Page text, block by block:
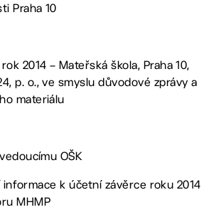
Praha 10
2014 – Mateřská škola, Praha 10,
p. o., ve smyslu důvodové zprávy a
materiálu
OŠK
informace k účetní závěrce roku 2014
MHMP